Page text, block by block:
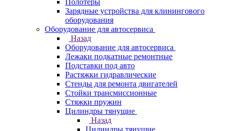
Полотеры
Зарядные устройства для клинингового
оборудования
Оборудование для автосервиса
Назад
Оборудование для автосервиса
Лежаки подкатные ремонтные
Подставки под авто
Растяжки гидравлические
Стенды для ремонта двигателей
Стойки трансмиссионные
Стяжки пружин
Цилиндры тянущие
Назад
Цилиндры тянущие